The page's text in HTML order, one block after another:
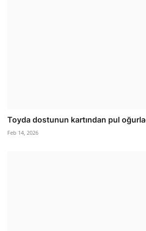
Toyda dostunun kartından pul
Feb 14, 2026